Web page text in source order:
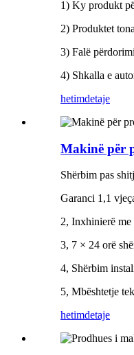
1) Ky produkt
2) Produktet
3) Falë
4) Shkalla e
hetimdetaje
Makinë për
Shërbim pas
Garanci 1,1
2, Inxhinierë me
3, 7 × 24 orë
4, Shërbim
5, Mbështetje
hetimdetaje